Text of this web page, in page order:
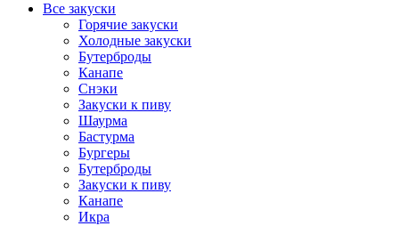
Все закуски
Горячие закуски
Холодные закуски
Бутерброды
Канапе
Снэки
Закуски к пиву
Шаурма
Бастурма
Бургеры
Бутерброды
Закуски к пиву
Канапе
Икра